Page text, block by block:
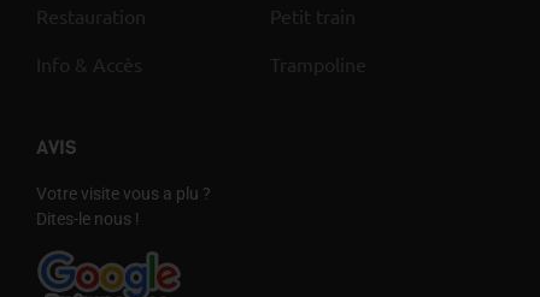
Restauration
Info & Accès
Petit train
Trampoline
AVIS
Votre visite vous a plu ?
Dites-le nous !